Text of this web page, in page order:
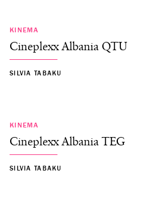
KINEMA
Cineplexx Albania QTU
SILVIA TABAKU
KINEMA
Cineplexx Albania TEG
SILVIA TABAKU